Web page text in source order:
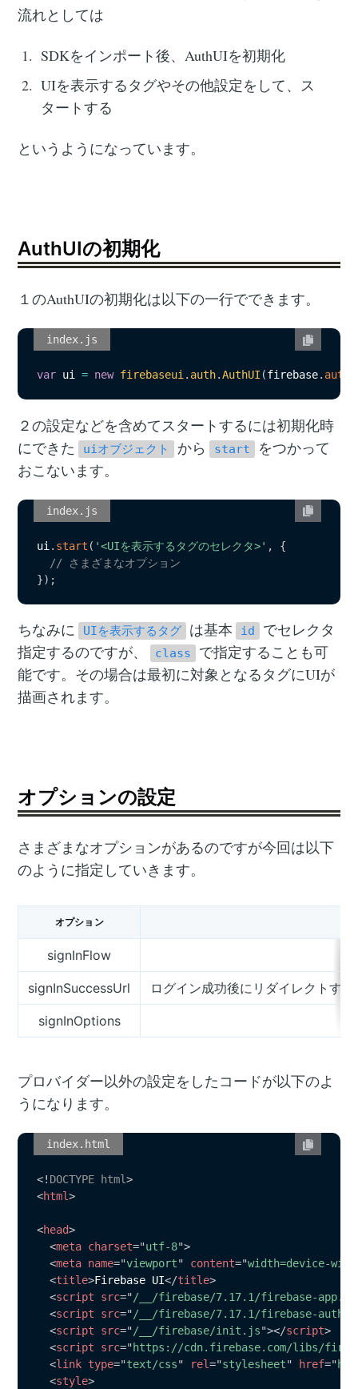
流れとしては
SDKをインポート後、AuthUIを初期化
UIを表示するタグやその他設定をして、ス
タートする
というようになっています。
AuthUIの初期化
１のAuthUIの初期化は以下の一行でできます。
index.js
var ui = new firebaseui . auth.AuthUI (firebase. auth
２の設定などを含めてスタートするには初期化時
にできた
uiオブジェクト から start
をつかって
おこないます。
index.js
ui . start ( '<UIを表示するタグのセレクタ>' ,
{
// さまざまなオプション
}) ;
ちなみに UIを表示するタグ は基本 id
でセレクタ
指定するのですが、
class
で指定することも可
能です。その場合は最初に対象となるタグにUIが
描画されます。
オプションの設定
さまざまなオプションがあるのですが今回は以下
のように指定していきます。
オプション
signInFlow
signInSuccessUrl ログイン成功後にリダイレクトす
signInOptions
プロバイダー以外の設定をしたコードが以下のよ
うになります。
index.html
<! DOCTYPE html>
<html>
<head>
<meta charset="utf-8">
<meta name="viewport" content="width=device-
<title>Firebase UI</title>
<script src="/__/firebase/7.17.1/firebase-app.js
<script src="/__/firebase/7.17.1/firebase-
<script src="/__/firebase/init.js"></script>
<script src="https://cdn.firebase.com/libs/
<link type="text/css" rel="stylesheet" href="
<style>